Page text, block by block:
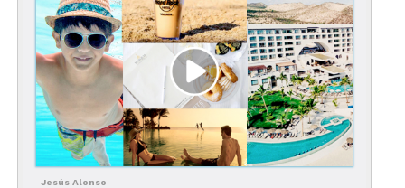
Marriott International, Tina Edmundson, los
nuevos resorts todo incluido se apegarán a las
características de cada marca.
Siendo así, se ofrecerá una variedad de servicios,
opciones culinarias y experiencias para todas las
edades.
Jesús Alonso